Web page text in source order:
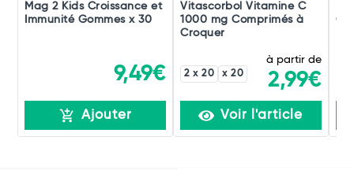
Mag 2 Kids Croissance et
Immunité Gommes x 30
9,49€
Ajouter
Vitascorbol Vitamine C
1000 mg Comprimés à
Croquer
2 x 20 x 20
à partir de
2,99€
Voir l'article